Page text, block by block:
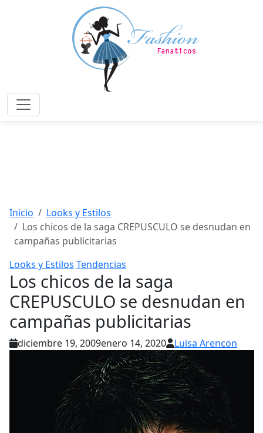
Menú
Inicio
Looks y Estilos
Los chicos de la saga CREPUSCULO se desnudan en
campañas publicitarias
Looks y Estilos Tendencias
Los chicos de la saga
CREPUSCULO se desnudan en
campañas publicitarias
diciembre 19, 2009enero 14, 2020 Luisa Arencon